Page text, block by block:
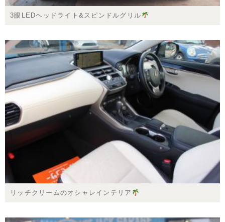
3眼LEDヘッドライト&スピンドルグリル
リッチクリームのオシャレインテリア